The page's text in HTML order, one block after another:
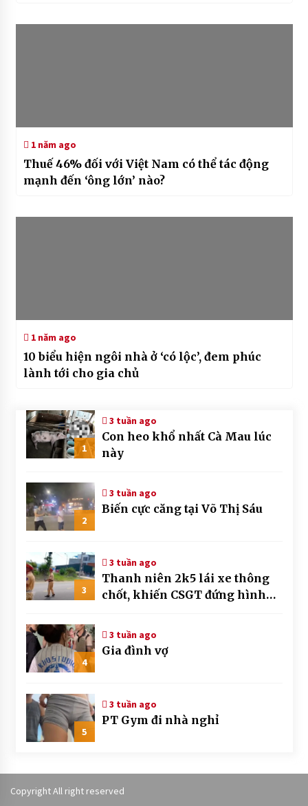
1 năm ago
Thuế 46% đối với Việt Nam có thể tác động
mạnh đến ‘ông lớn’ nào?
1 năm ago
10 biểu hiện ngôi nhà ở ‘có lộc’, đem phúc
lành tới cho gia chủ
1
3 tuần ago
Con heo khổ nhất Cà Mau lúc
này
2
3 tuần ago
Biến cực căng tại Võ Thị Sáu
3
3 tuần ago
Thanh niên 2k5 lái xe thông
chốt, khiến CSGT đứng hình
4
3 tuần ago
Gia đình vợ
5
3 tuần ago
PT Gym đi nhà nghỉ
Copyright All right reserved